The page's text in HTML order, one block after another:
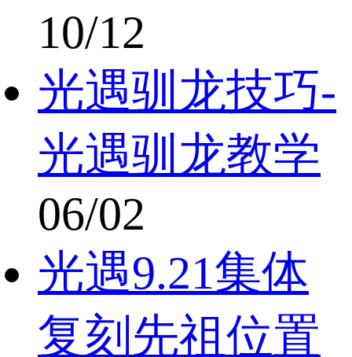
10/12
光遇驯龙技巧-
光遇驯龙教学
06/02
光遇9.21集体
复刻先祖位置